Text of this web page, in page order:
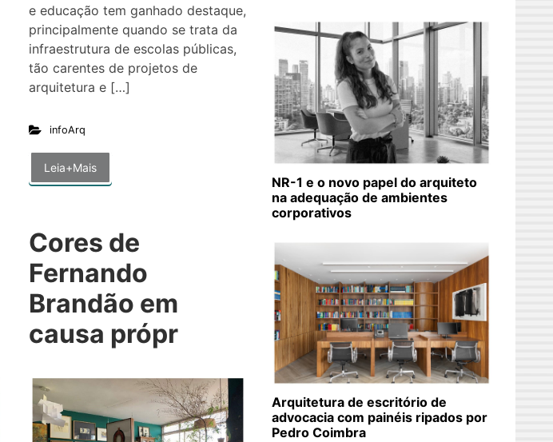
e educação tem ganhado destaque,
principalmente quando se trata da
infraestrutura de escolas públicas,
tão carentes de projetos de
arquitetura e […]
infoArq
Leia+Mais
Cores de
Fernando
Brandão em
causa própr
NR-1 e o novo papel do arquiteto
na adequação de ambientes
corporativos
Arquitetura de escritório de
advocacia com painéis ripados por
Pedro Coimbra